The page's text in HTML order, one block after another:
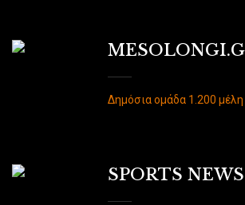
Δημόσια ομάδα 1.200 μέλη
SPORTS NEWS